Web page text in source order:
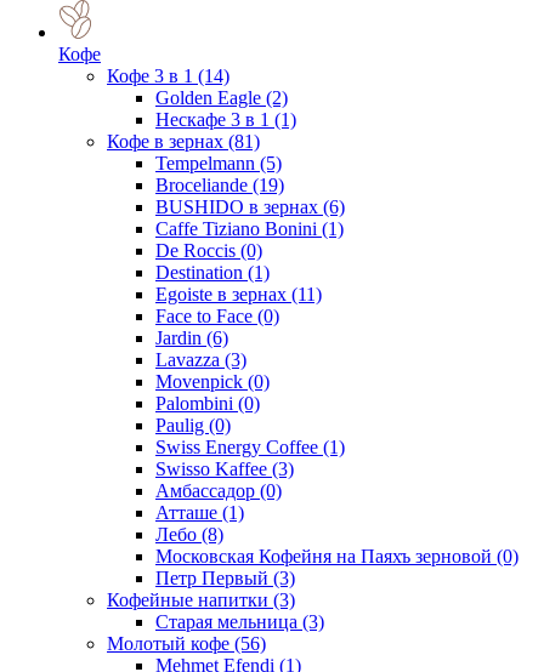
Кофе
Кофе 3 в 1 (14)
Golden Eagle (2)
Нескафе 3 в 1 (1)
Кофе в зернах (81)
Tempelmann (5)
Broceliande (19)
BUSHIDO в зернах (6)
Caffe Tiziano Bonini (1)
De Roccis (0)
Destination (1)
Egoiste в зернах (11)
Face to Face (0)
Jardin (6)
Lavazza (3)
Movenpick (0)
Palombini (0)
Paulig (0)
Swiss Energy Coffee (1)
Swisso Kaffee (3)
Амбассадор (0)
Атташе (1)
Лебо (8)
Московская Кофейня на Паяхъ зерновой (0)
Петр Первый (3)
Кофейные напитки (3)
Старая мельница (3)
Молотый кофе (56)
Mehmet Efendi (1)